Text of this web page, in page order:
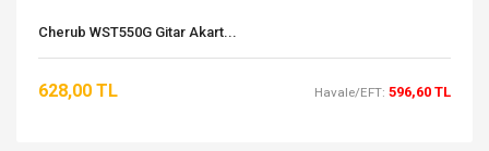
Cherub WST550G Gitar Akart...
628,00 TL Havale/EFT: 596,60 TL